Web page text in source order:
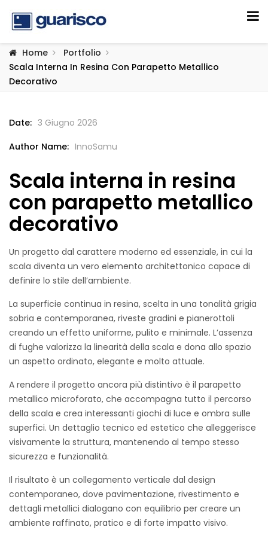
Home
Portfolio
Scala Interna In Resina Con Parapetto Metallico
Decorativo
Date: 3 Giugno 2026
Author Name: InnoSamu
Scala interna in resina
con parapetto metallico
decorativo
Un progetto dal carattere moderno ed essenziale, in cui la
scala diventa un vero elemento architettonico capace di
definire lo stile dell’ambiente.
La superficie continua in resina, scelta in una tonalità grigia
sobria e contemporanea, riveste gradini e pianerottoli
creando un effetto uniforme, pulito e minimale. L’assenza
di fughe valorizza la linearità della scala e dona allo spazio
un aspetto ordinato, elegante e molto attuale.
A rendere il progetto ancora più distintivo è il parapetto
metallico microforato, che accompagna tutto il percorso
della scala e crea interessanti giochi di luce e ombra sulle
superfici. Un dettaglio tecnico ed estetico che alleggerisce
visivamente la struttura, mantenendo al tempo stesso
sicurezza e funzionalità.
Il risultato è un collegamento verticale dal design
contemporaneo, dove pavimentazione, rivestimento e
dettagli metallici dialogano con equilibrio per creare un
ambiente raffinato, pratico e di forte impatto visivo.